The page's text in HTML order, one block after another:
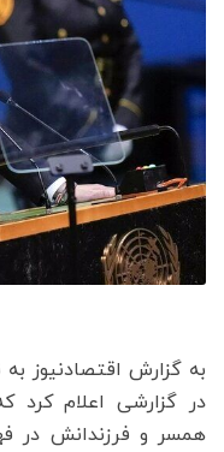
به گزارش اقتصادنیوز به
در گزارشی اعلام کرد
همسر و فرزندانش در